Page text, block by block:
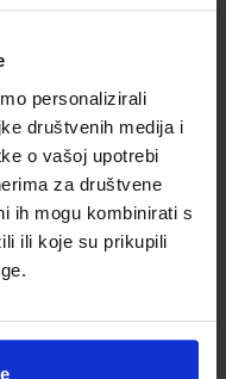
personalizirali
društvenih medija i
o vašoj upotrebi
za društvene
ih mogu kombinirati s
ili koje su prikupili
JEZIK
DOM2